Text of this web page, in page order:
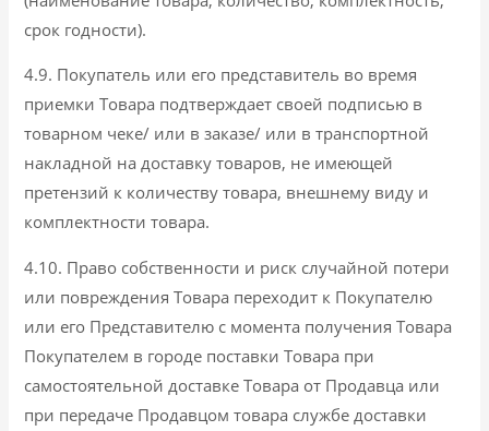
срок годности).
4.9. Покупатель или его представитель во время
приемки Товара подтверждает своей подписью в
товарном чеке/ или в заказе/ или в транспортной
накладной на доставку товаров, не имеющей
претензий к количеству товара, внешнему виду и
комплектности товара.
4.10. Право собственности и риск случайной потери
или повреждения Товара переходит к Покупателю
или его Представителю с момента получения Товара
Покупателем в городе поставки Товара при
самостоятельной доставке Товара от Продавца или
при передаче Продавцом товара службе доставки